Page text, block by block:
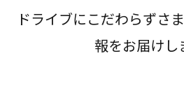
ドライブにこだわらずさ
報をお届けし